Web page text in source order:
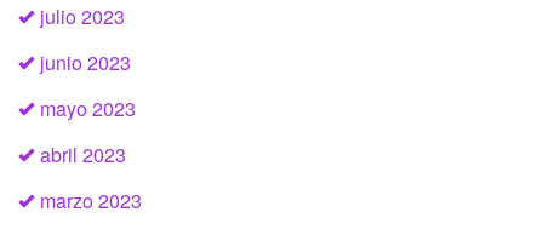
julio 2023
junio 2023
mayo 2023
abril 2023
marzo 2023